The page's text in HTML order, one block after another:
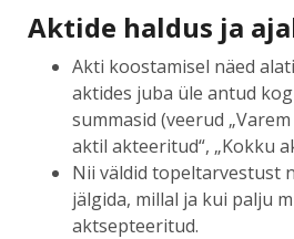
Aktide haldus ja
Akti koostamisel näed
aktides juba üle antud
summasid (veerud
aktil akteeritud“, „Kokku
Nii väldid topeltarvestust
jälgida, millal ja kui palju
aktsepteeritud.